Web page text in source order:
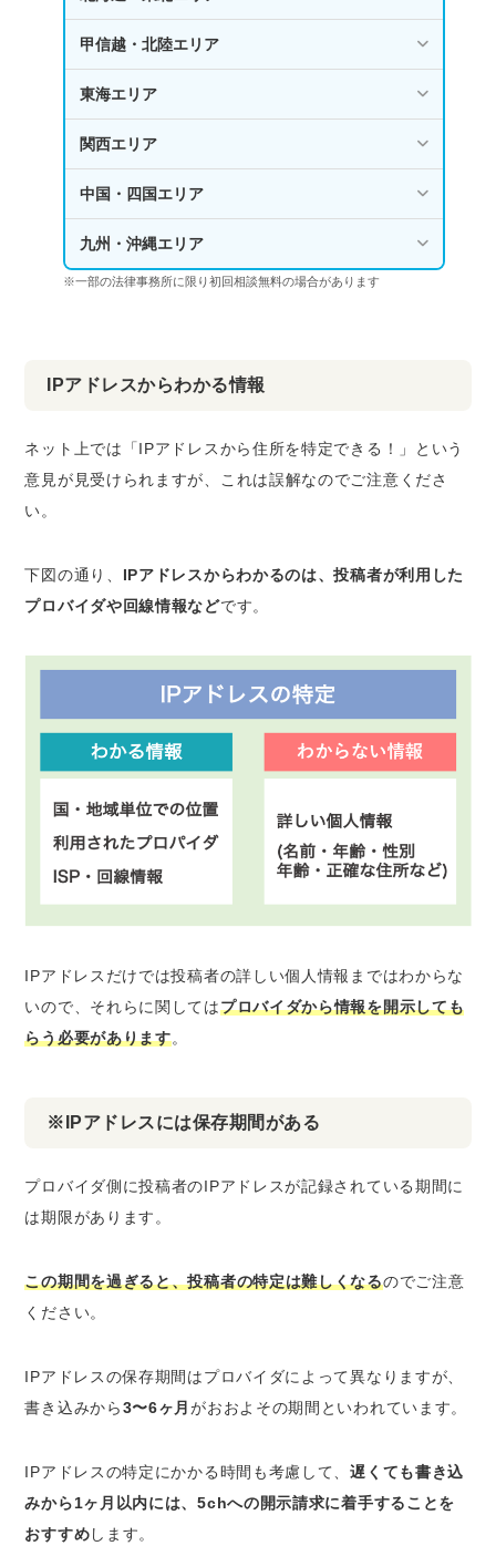
甲信越・北陸エリア
東海エリア
関西エリア
中国・四国エリア
九州・沖縄エリア
※一部の法律事務所に限り初回相談無料の場合があります
IPアドレスからわかる情報
ネット上では「IPアドレスから住所を特定できる！」という
意見が見受けられますが、これは誤解なのでご注意くださ
い。
下図の通り、 IPアドレスからわかるのは、投稿者が利用した
プロバイダや回線情報などです。
IPアドレスだけでは投稿者の詳しい個人情報まではわからな
いので、それらに関してはプロバイダから情報を開示しても
らう必要があります。
※IPアドレスには保存期間がある
プロバイダ側に投稿者のIPアドレスが記録されている期間に
は期限があります。
この期間を過ぎると、投稿者の特定は難しくなるのでご注意
ください。
IPアドレスの保存期間はプロバイダによって異なりますが、
書き込みから3〜6ヶ月がおおよその期間といわれています。
IPアドレスの特定にかかる時間も考慮して、遅くても書き込
みから1ヶ月以内には、5chへの開示請求に着手することを
おすすめします。